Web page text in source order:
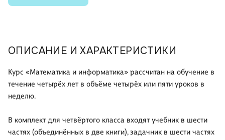
ОПИСАНИЕ И ХАРАКТЕРИСТИКИ
Курс «Математика и информатика» рассчитан на обучение в
течение четырёх лет в объёме четырёх или пяти уроков в
неделю.
В комплект для четвёртого класса входят учебник в шести
частях (объединённых в две книги), задачник в шести частях